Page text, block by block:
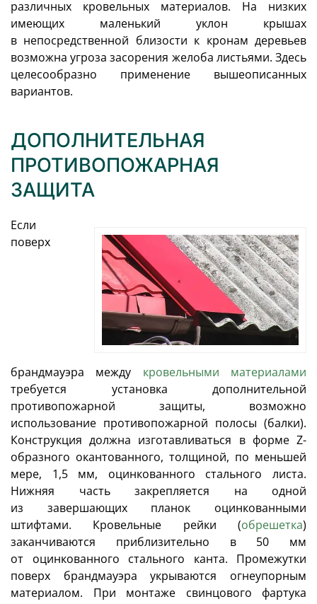
различных кровельных материалов. На низких
имеющих маленький уклон крышах
в непосредственной близости к кронам деревьев
возможна угроза засорения желоба листьями. Здесь
целесообразно применение вышеописанных
вариантов.
ДОПОЛНИТЕЛЬНАЯ
ПРОТИВОПОЖАРНАЯ
ЗАЩИТА
Если
поверх
брандмауэра между кровельными материалами
требуется установка дополнительной
противопожарной защиты, возможно
использование противопожарной полосы (балки).
Конструкция должна изготавливаться в форме Z-
образного окантованного, толщиной, по меньшей
мере, 1,5 мм, оцинкованного стального листа.
Нижняя часть закрепляется на одной
из завершающих планок оцинкованными
штифтами. Кровельные рейки (обрешетка)
заканчиваются приблизительно в 50 мм
от оцинкованного стального канта. Промежутки
поверх брандмауэра укрываются огнеупорным
материалом. При монтаже свинцового фартука